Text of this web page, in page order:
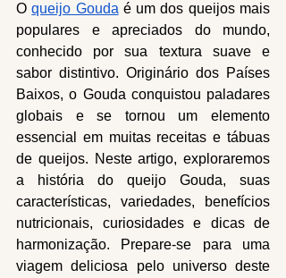
O queijo Gouda é um dos queijos mais
populares e apreciados do mundo,
conhecido por sua textura suave e
sabor distintivo. Originário dos Países
Baixos, o Gouda conquistou paladares
globais e se tornou um elemento
essencial em muitas receitas e tábuas
de queijos. Neste artigo, exploraremos
a história do queijo Gouda, suas
características, variedades, benefícios
nutricionais, curiosidades e dicas de
harmonização. Prepare-se para uma
viagem deliciosa pelo universo deste